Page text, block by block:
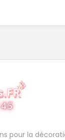
pour la